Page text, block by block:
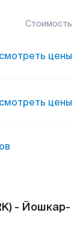
Стоимость
цены
цены
- Йошкар-